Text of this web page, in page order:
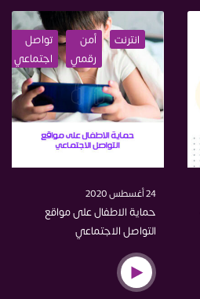
انترنت
أمن
رقمي
تواصل
اجتماعي
24 أغسطس 2020
حماية الاطفال على مواقع
التواصل الاجتماعي